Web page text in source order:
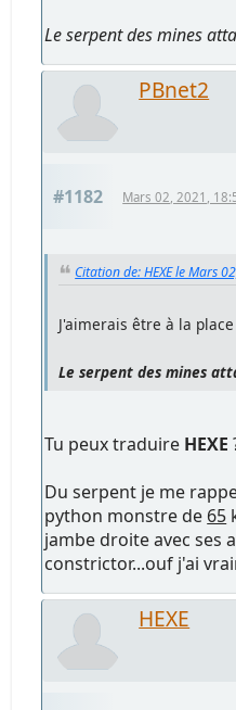
Le serpent des mines
PBnet2
#1182 Mars 02, 2021,
Citation de: HEXE le Mars
J'aimerais être à la
Le serpent des mines
Tu peux traduire HEXE
Du serpent je me
python monstre de 65
jambe droite avec ses
constrictor...ouf j'ai
HEXE